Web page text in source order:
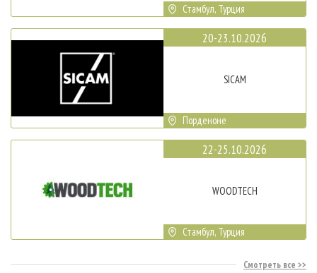
Стамбул, Турция
20-23.10.2026
SICAM
Порденоне
22-25.10.2026
WOODTECH
Стамбул, Турция
Смотреть все